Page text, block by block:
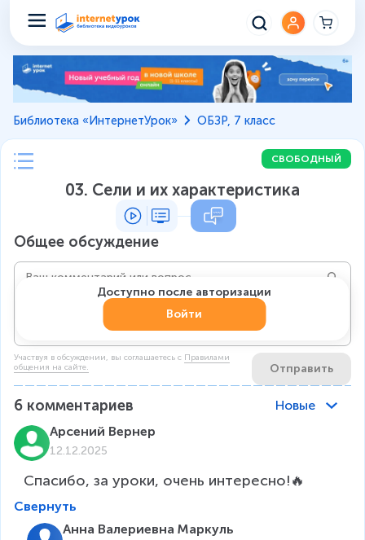
Библиотека «ИнтернетУрок» ОБЗР, 7 класс
СВОБОДНЫЙ
03. Сели и их характеристика
Общее обсуждение
Участвуя в обсуждении, вы соглашаетесь c Правилами
общения на сайте.
Отправить
Доступно после авторизации
Войти
6 комментариев
Новые
Арсений Вернер
12.12.2025
Спасибо, за уроки, очень интересно!🔥
Свернуть
Анна Валериевна Маркуль